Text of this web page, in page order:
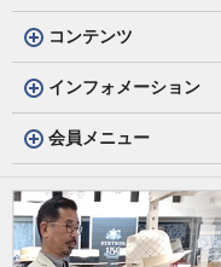
コンテンツ
インフォメーション
会員メニュー